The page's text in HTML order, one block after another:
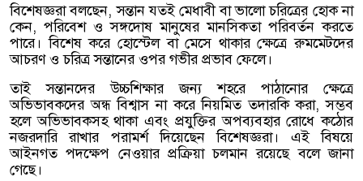
বিশেষজ্ঞরা বলছেন, সন্তান যতই মেধাবী বা ভালো চরিত্রের হোক না
কেন, পরিবেশ ও সঙ্গদোষ মানুষের মানসিকতা পরিবর্তন করতে
পারে। বিশেষ করে হোস্টেল বা মেসে থাকার ক্ষেত্রে রুমমেটদের
আচরণ ও চরিত্র সন্তানের ওপর গভীর প্রভাব ফেলে।
তাই সন্তানদের উচ্চশিক্ষার জন্য শহরে পাঠানোর ক্ষেত্রে
অভিভাবকদের অন্ধ বিশ্বাস না করে নিয়মিত তদারকি করা, সম্ভব
হলে অভিভাবকসহ থাকা এবং প্রযুক্তির অপব্যবহার রোধে কঠোর
নজরদারি রাখার পরামর্শ দিয়েছেন বিশেষজ্ঞরা। এই বিষয়ে
আইনগত পদক্ষেপ নেওয়ার প্রক্রিয়া চলমান রয়েছে বলে জানা
গেছে।